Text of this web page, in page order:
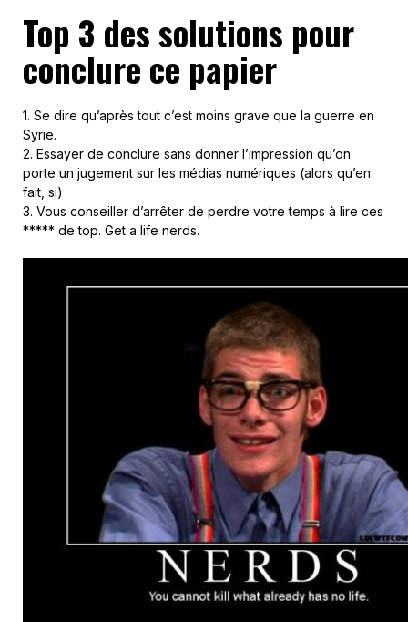
Top 3 des solutions pour
conclure ce papier
1. Se dire qu’après tout c’est moins grave que la guerre en
Syrie.
2. Essayer de conclure sans donner l’impression qu’on
porte un jugement sur les médias numériques (alors qu’en
fait, si)
3. Vous conseiller d’arrêter de perdre votre temps à lire ces
***** de top. Get a life nerds.